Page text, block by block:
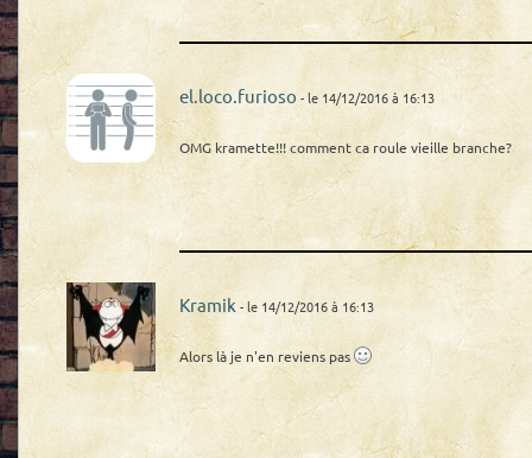
el.loco.furioso - le 14/12/2016 à 16:13
OMG kramette!!! comment ca roule vieille branche?
Kramik - le 14/12/2016 à 16:13
Alors là je n'en reviens pas